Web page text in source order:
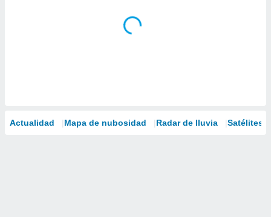
Actualidad Mapa de nubosidad Radar de lluvia Satélites